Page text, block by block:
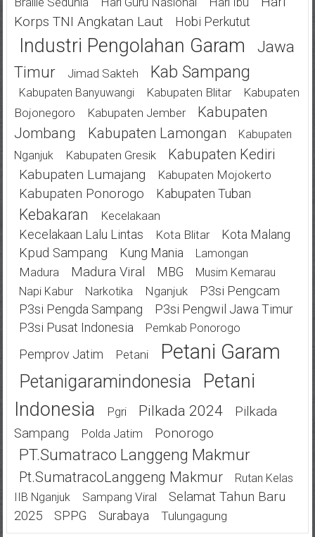
Korps TNI Angkatan Laut
Hobi Perkutut
Industri Pengolahan Garam
Jawa
Timur
Jimad Sakteh Kab Sampang
Kabupaten Banyuwangi Kabupaten Blitar
Kabupaten
Bojonegoro
Kabupaten Jember
Kabupaten
Jombang
Kabupaten Lamongan
Kabupaten
Nganjuk
Kabupaten Gresik Kabupaten Kediri
Kabupaten Lumajang Kabupaten Mojokerto
Kabupaten Ponorogo Kabupaten Tuban
Kebakaran Kecelakaan
Kecelakaan Lalu Lintas Kota Blitar Kota Malang
Kpud Sampang Kung Mania Lamongan
Madura Madura Viral MBG
Musim Kemarau
Napi Kabur
Narkotika Nganjuk
P3si Pengcam
P3si Pengda Sampang
P3si Pengwil Jawa Timur
P3si Pusat Indonesia
Pemkab Ponorogo
Pemprov Jatim Petani Petani Garam
Petanigaramindonesia
Petani
Indonesia
Pgri Pilkada 2024
Pilkada
Sampang
Polda Jatim Ponorogo
PT.Sumatraco Langgeng Makmur
Pt.SumatracoLanggeng Makmur
Rutan Kelas
IIB Nganjuk
Sampang Viral
Selamat Tahun Baru
2025
SPPG Surabaya Tulungagung